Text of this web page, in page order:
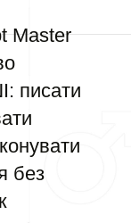
Master
писати
без